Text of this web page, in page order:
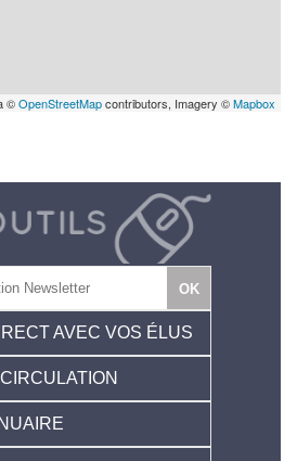
©OpenStreetMapcontributors, Imagery ©Mapbox
AVEC VOS ÉLUS
CIRCULATION